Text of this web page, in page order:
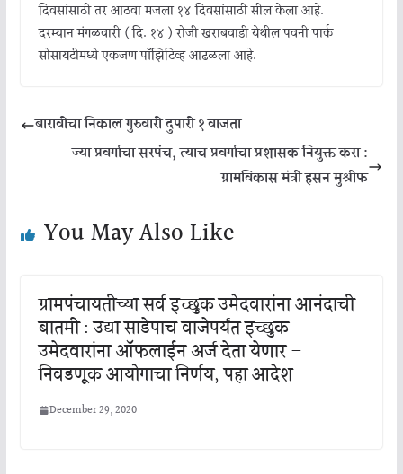
दिवसांसाठी तर आठवा मजला १४ दिवसांसाठी सील केला आहे.
दरम्यान मंगळवारी ( दि. १४ ) रोजी खराबवाडी येथील पवनी पार्क
सोसायटीमध्ये एकजण पॉझिटिव्ह आढळला आहे.
बारावीचा निकाल गुरुवारी दुपारी १ वाजता
ज्या प्रवर्गाचा सरपंच, त्याच प्रवर्गाचा प्रशासक नियुक्त करा :
ग्रामविकास मंत्री हसन मुश्रीफ
You May Also Like
ग्रामपंचायतीच्या सर्व इच्छुक उमेदवारांना आनंदाची
बातमी : उद्या साडेपाच वाजेपर्यंत इच्छुक
उमेदवारांना ऑफलाईन अर्ज देता येणार –
निवडणूक आयोगाचा निर्णय, पहा आदेश
December 29, 2020